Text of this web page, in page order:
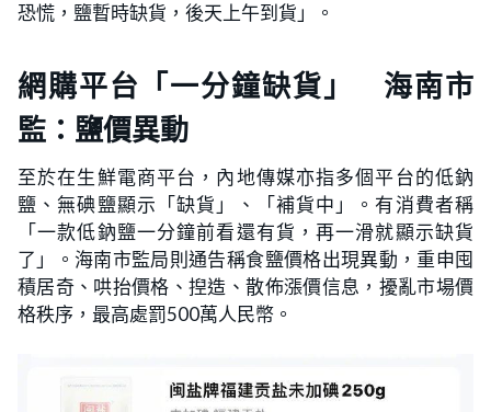
恐慌，鹽暫時缺貨，後天上午到貨」。
網購平台「一分鐘缺貨」 海南市
監：鹽價異動
至於在生鮮電商平台，內地傳媒亦指多個平台的低鈉
鹽、無碘鹽顯示「缺貨」、「補貨中」。有消費者稱
「一款低鈉鹽一分鐘前看還有貨，再一滑就顯示缺貨
了」。海南市監局則通告稱食鹽價格出現異動，重申囤
積居奇、哄抬價格、揑造、散佈漲價信息，擾亂市場價
格秩序，最高處罰500萬人民幣。